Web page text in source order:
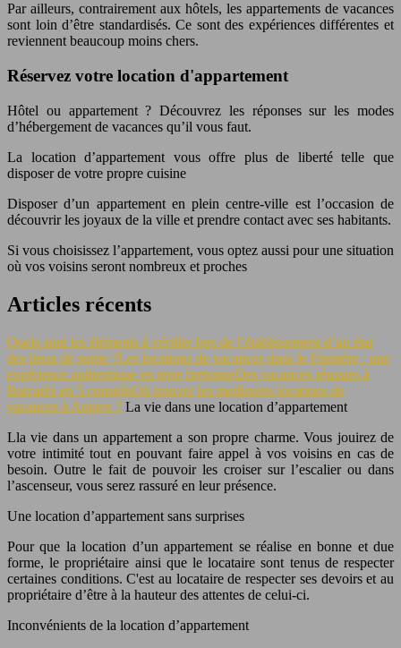
Par ailleurs, contrairement aux hôtels, les appartements de vacances
sont loin d’être standardisés. Ce sont des expériences différentes et
reviennent beaucoup moins chers.
Réservez votre location d'appartement
Hôtel ou appartement ? Découvrez les réponses sur les modes
d’hébergement de vacances qu’il vous faut.
La location d’appartement vous offre plus de liberté telle que
disposer de votre propre cuisine
Disposer d’un appartement en plein centre-ville est l’occasion de
découvrir les joyaux de la ville et prendre contact avec ses habitants.
Si vous choisissez l’appartement, vous optez aussi pour une situation
où vos voisins seront nombreux et proches
Articles récents
Quels sont les éléments à vérifier lors de l’établissement d’un état
des lieux de sortie ?Les locations de vacances dans le Finistère : une
expérience authentique en terre bretonneDes vacances réussies à
Barcarès en 5 conseilsOù trouver les meilleures locations de
vacances à Angers ? La vie dans une location d’appartement
Lla vie dans un appartement a son propre charme. Vous jouirez de
votre intimité tout en pouvant faire appel à vos voisins en cas de
besoin. Outre le fait de pouvoir les croiser sur l’escalier ou dans
l’ascenseur, vous serez rassuré en leur présence.
Une location d’appartement sans surprises
Pour que la location d’un appartement se réalise en bonne et due
forme, le propriétaire ainsi que le locataire sont tenus de respecter
certaines conditions. C'est au locataire de respecter ses devoirs et au
propriétaire d’être à la hauteur des attentes de celui-ci.
Inconvénients de la location d’appartement